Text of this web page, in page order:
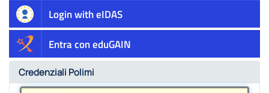
Login with eIDAS
Entra con eduGAIN
Credenziali Polimi